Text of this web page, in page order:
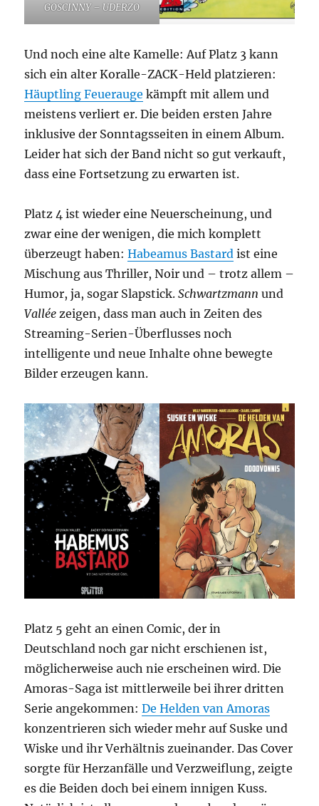
GOSCINNY – UDERZO
Und noch eine alte Kamelle: Auf Platz 3 kann
sich ein alter Koralle-ZACK-Held platzieren:
Häuptling Feuerauge kämpft mit allem und
meistens verliert er. Die beiden ersten Jahre
inklusive der Sonntagsseiten in einem Album.
Leider hat sich der Band nicht so gut verkauft,
dass eine Fortsetzung zu erwarten ist.
Platz 4 ist wieder eine Neuerscheinung, und
zwar eine der wenigen, die mich komplett
überzeugt haben:Habeamus Bastard ist eine
Mischung aus Thriller, Noir und – trotz allem –
Humor, ja, sogar Slapstick.Schwartzmann und
Vallée zeigen, dass man auch in Zeiten des
Streaming-Serien-Überflusses noch
intelligente und neue Inhalte ohne bewegte
Bilder erzeugen kann.
Platz 5 geht an einen Comic, der in
Deutschland noch gar nicht erschienen ist,
möglicherweise auch nie erscheinen wird. Die
Amoras-Saga ist mittlerweile bei ihrer dritten
Serie angekommen:De Helden van Amoras
konzentrieren sich wieder mehr auf Suske und
Wiske und ihr Verhältnis zueinander. Das Cover
sorgte für Herzanfälle und Verzweiflung, zeigte
es die Beiden doch bei einem innigen Kuss.